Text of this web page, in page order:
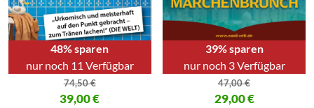
48% sparen
nur noch 11 Verfügbar
74,50€
Ursprünglicher Preis war: 74,50 €
39,00€
39% sparen
nur noch 3 Verfügbar
47,00€
Ursprünglicher Preis war:
29,00€